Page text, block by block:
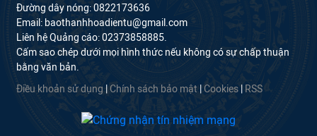
Đường dây nóng: 0822173636
Email: baothanhhoadientu@gmail.com
Liên hệ Quảng cáo: 02373858885.
Cấm sao chép dưới mọi hình thức nếu không có sự chấp thuận
bằng văn bản.
Điều khoản sử dụng Chính sách bảo mật Cookies RSS